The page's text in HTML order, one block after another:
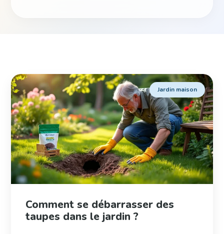
Jardin maison
Comment se débarrasser des
taupes dans le jardin ?